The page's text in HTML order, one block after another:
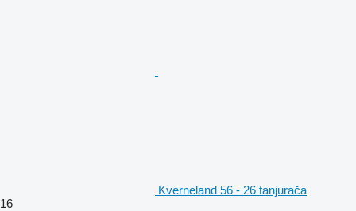
Kverneland 56 - 26 tanjurača
16